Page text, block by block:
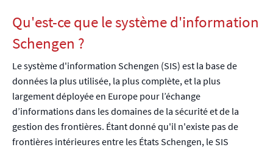
Qu'est-ce que le système d'information
Schengen ?
Le système d'information Schengen (SIS) est la base de
données la plus utilisée, la plus complète, et la plus
largement déployée en Europe pour l’échange
d’informations dans les domaines de la sécurité et de la
gestion des frontières. Étant donné qu'il n'existe pas de
frontières intérieures entre les États Schengen, le SIS